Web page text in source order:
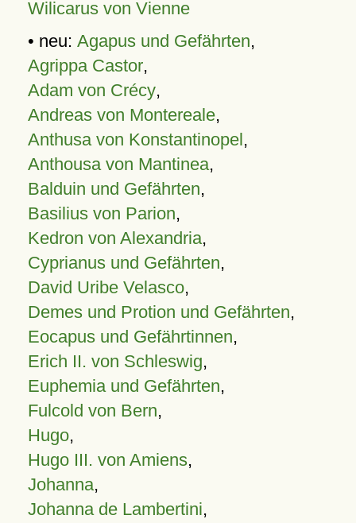
Wilicarus von Vienne
• neu: Agapus und Gefährten,
Agrippa Castor,
Adam von Crécy,
Andreas von Montereale,
Anthusa von Konstantinopel,
Anthousa von Mantinea,
Balduin und Gefährten,
Basilius von Parion,
Kedron von Alexandria,
Cyprianus und Gefährten,
David Uribe Velasco,
Demes und Protion und Gefährten,
Eocapus und Gefährtinnen,
Erich II. von Schleswig,
Euphemia und Gefährten,
Fulcold von Bern,
Hugo,
Hugo III. von Amiens,
Johanna,
Johanna de Lambertini,